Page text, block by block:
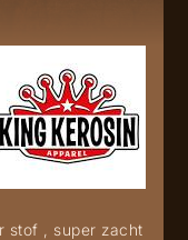
stof , super zacht